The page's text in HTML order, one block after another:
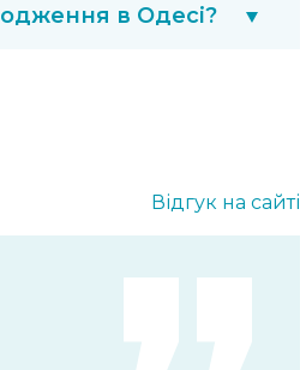
в Одесі?
Відгук на сайті